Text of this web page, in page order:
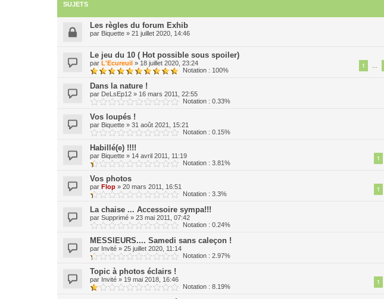
SUJETS
Les règles du forum Exhib
par Biquette » 21 juillet 2020, 14:46
Le jeu du 10 ( Hot possible sous spoiler)
par L'Ecureuil » 18 juillet 2020, 23:24 1 …
Notation : 100%
Dans la nature !
par DeLsEp12 » 16 mars 2011, 22:55
Notation : 0.33%
Vos loupés !
par Biquette » 31 août 2021, 15:21
Notation : 0.15%
Habillé(e) !!!!
par Biquette » 14 avril 2011, 11:19 1
Notation : 3.81%
Vos photos
par Flop » 20 mars 2011, 16:51 1
Notation : 3.3%
La chaise ... Accessoire sympa!!!
par Supprimé » 23 mai 2011, 07:42
Notation : 0.24%
MESSIEURS.... Samedi sans caleçon !
par Invité » 25 juillet 2020, 11:14
Notation : 2.97%
Topic à photos éclairs !
par Invité » 19 mai 2018, 16:46 1
Notation : 8.19%